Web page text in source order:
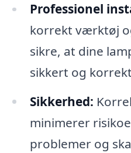
Professionel
korrekt værktøj
sikre, at dine
sikkert og
Sikkerhed:
minimerer
problemer og